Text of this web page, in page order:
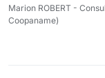
Marion ROBERT -
Coopaname)